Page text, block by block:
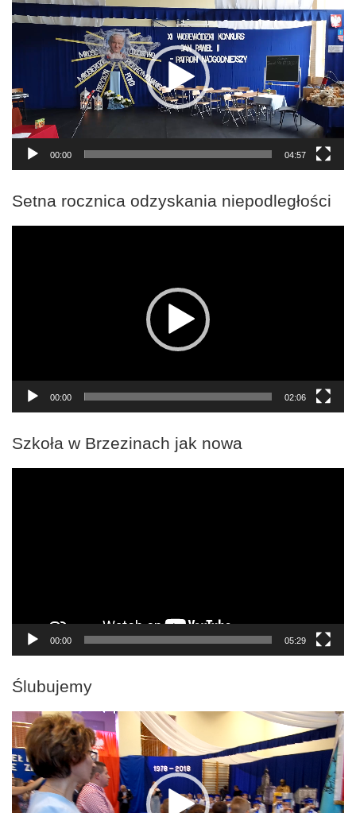
video
00:00 04:57
Setna rocznica odzyskania niepodległości
00:00 02:06
Szkoła w Brzezinach jak nowa
00:00 05:29
Ślubujemy
Odtwarzacz
video